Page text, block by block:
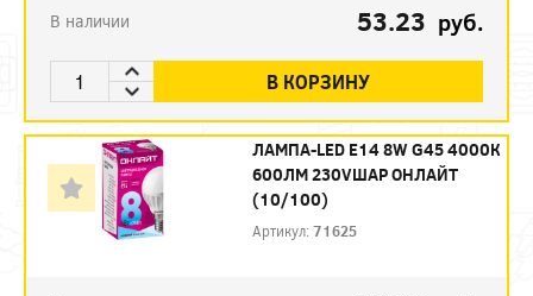
В наличии 53.23 руб.
В КОРЗИНУ
ЛАМПА-LED E14 8W G45 4000К
600ЛМ 230VШАР ОНЛАЙТ
(10/100)
Артикул:71625